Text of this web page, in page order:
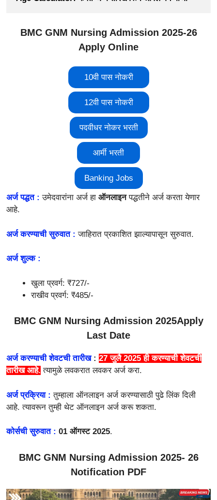
BMC GNM Nursing Admission 2025-26
Apply Online
10वी पास नोकरी
12वी पास नोकरी
पदवीधर नोकर भरती
आर्मी भरती
Banking Jobs
अर्ज पद्धत : उमेदवारांना अर्ज हा ऑनलाइनपद्धतीने अर्ज करता येणार
आहे.
अर्ज करण्याची सुरुवात :जाहिरात प्रकाशित झाल्यापासून सुरुवात.
अर्ज शुल्क :
खुला प्रवर्ग: ₹727/-
राखीव प्रवर्ग: ₹485/-
BMC GNM Nursing Admission 2025Apply
Last Date
अर्ज करण्याची शेवटची तारीख : 27 जुलै 2025 ही करण्याची शेवटची
तारीख आहे. त्यामुळे लवकरात लवकर अर्ज करा.
अर्ज प्रक्रिया :तुम्हाला ऑनलाइन अर्ज करण्यासाठी पुढे लिंक दिली
आहे. त्यावरून तुम्ही थेट ऑनलाइन अर्ज करू शकता.
कोर्सची सुरुवात : 01 ऑगस्ट 2025.
BMC GNM Nursing Admission 2025- 26
Notification PDF